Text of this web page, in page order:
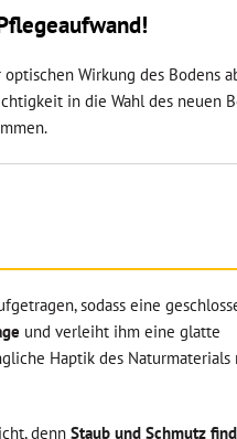
Wirkung des Bodens
in die Wahl des neuen
sodass eine
und verleiht ihm eine glatte
Haptik des Naturmaterials
dennStaub und Schmutz